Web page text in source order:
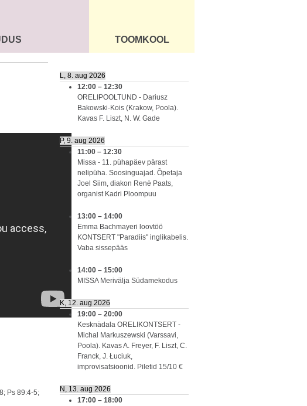
KOGUDUS ÜLDINFO
TOOMKOOL
Ps 89:4-5;
L, 8. aug 2026
12:00 – 12:30
ORELIPOOLTUND - Dariusz
Bakowski-Kois (Krakow, Poola).
Kavas F. Liszt, N. W. Gade
P, 9. aug 2026
11:00 – 12:30
Missa - 11. pühapäev pärast
nelipüha. Soosinguajad. Õpetaja
Joel Siim, diakon Renè Paats,
organist Kadri Ploompuu
13:00 – 14:00
Emma Bachmayeri loovtöö
KONTSERT "Paradiis" inglikabelis.
Vaba sissepääs
14:00 – 15:00
MISSA Merivälja Südamekodus
K, 12. aug 2026
19:00 – 20:00
Kesknädala ORELIKONTSERT -
Michal Markuszewski (Varssavi,
Poola). Kavas A. Freyer, F. Liszt, C.
Franck, J. Łuciuk,
improvisatsioonid. Piletid 15/10 €
N, 13. aug 2026
17:00 – 18:00